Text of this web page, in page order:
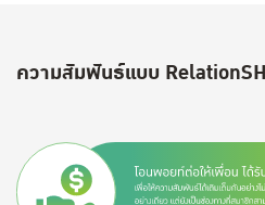
ความสัมพันธ์แบบ